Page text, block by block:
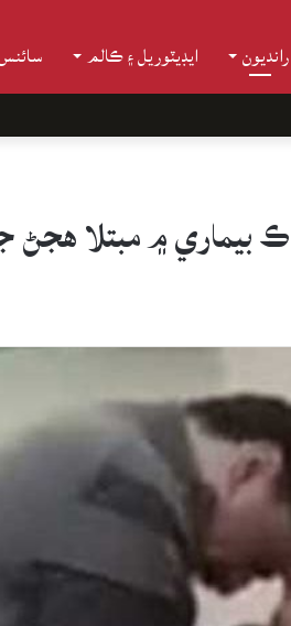
رانديون ايڊيٽوريل ۽ ڪالم
بيماري ۾ مبتلا